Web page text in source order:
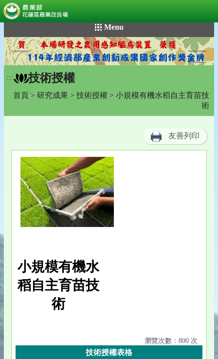
到
主
要
內
容
Menu
::: 技術授權
首頁 > 研究成果 > 技術授權 > 小規模有機水稻自主育苗技
術
友善列印
小規模有機水
稻自主育苗技
術
瀏覽次數：800 次
技術授權表格